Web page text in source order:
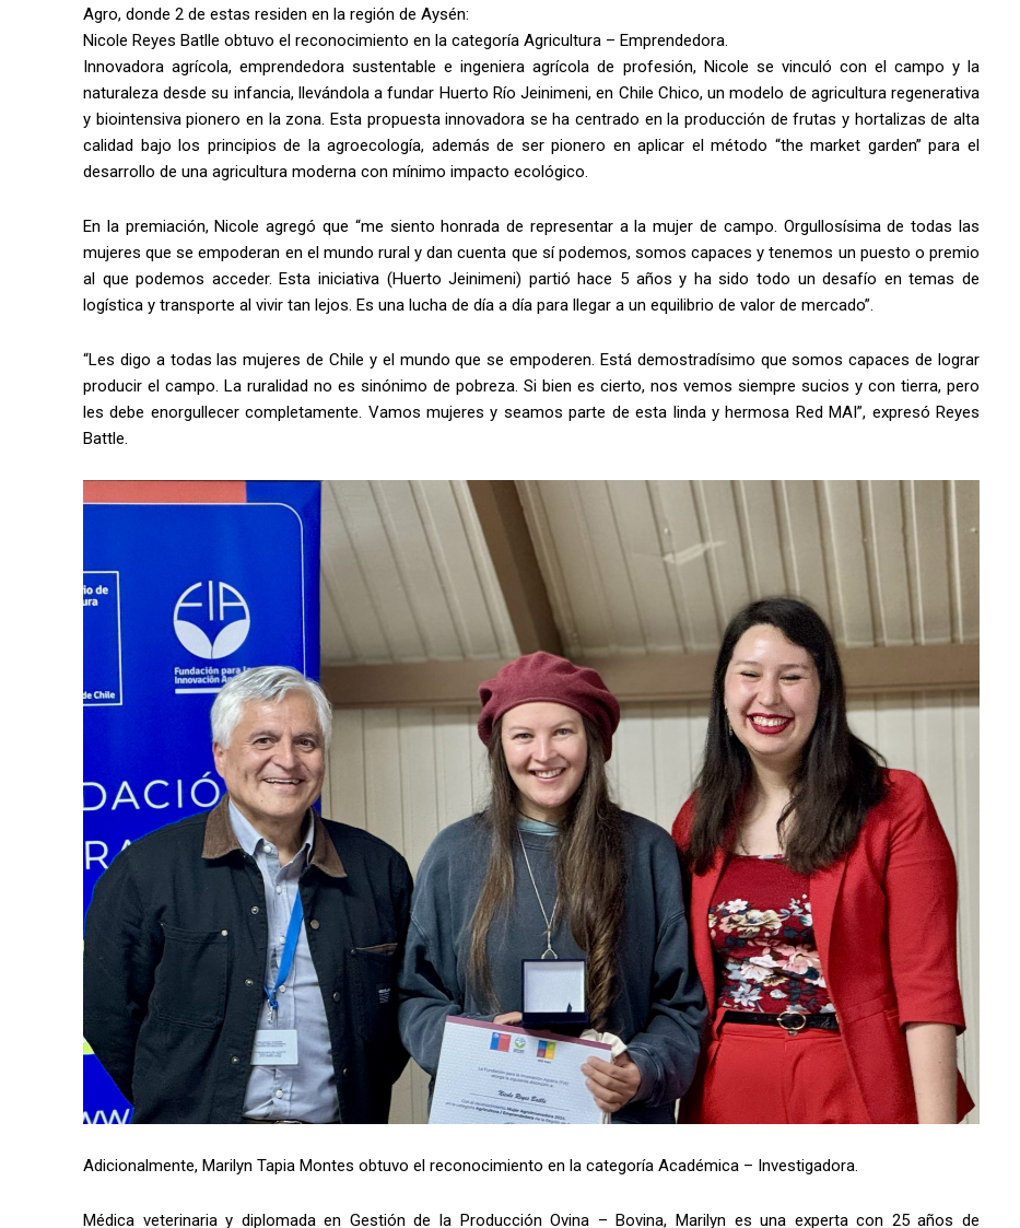
Agro, donde 2 de estas residen en la región de Aysén:
Nicole Reyes Batlle obtuvo el reconocimiento en la categoría Agricultura – Emprendedora.
Innovadora agrícola, emprendedora sustentable e ingeniera agrícola de profesión, Nicole se vinculó con el campo y la
naturaleza desde su infancia, llevándola a fundar Huerto Río Jeinimeni, en Chile Chico, un modelo de agricultura regenerativa
y biointensiva pionero en la zona. Esta propuesta innovadora se ha centrado en la producción de frutas y hortalizas de alta
calidad bajo los principios de la agroecología, además de ser pionero en aplicar el método “the market garden” para el
desarrollo de una agricultura moderna con mínimo impacto ecológico.
En la premiación, Nicole agregó que “me siento honrada de representar a la mujer de campo. Orgullosísima de todas las
mujeres que se empoderan en el mundo rural y dan cuenta que sí podemos, somos capaces y tenemos un puesto o premio
al que podemos acceder. Esta iniciativa (Huerto Jeinimeni) partió hace 5 años y ha sido todo un desafío en temas de
logística y transporte al vivir tan lejos. Es una lucha de día a día para llegar a un equilibrio de valor de mercado”.
“Les digo a todas las mujeres de Chile y el mundo que se empoderen. Está demostradísimo que somos capaces de lograr
producir el campo. La ruralidad no es sinónimo de pobreza. Si bien es cierto, nos vemos siempre sucios y con tierra, pero
les debe enorgullecer completamente. Vamos mujeres y seamos parte de esta linda y hermosa Red MAI”, expresó Reyes
Battle.
Adicionalmente, Marilyn Tapia Montes obtuvo el reconocimiento en la categoría Académica – Investigadora.
Médica veterinaria y diplomada en Gestión de la Producción Ovina – Bovina, Marilyn es una experta con 25 años de